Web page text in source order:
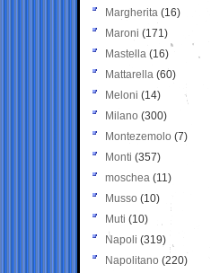
Margherita (16)
Maroni (171)
Mastella (16)
Mattarella (60)
Meloni (14)
Milano (300)
Montezemolo (7)
Monti (357)
moschea (11)
Musso (10)
Muti (10)
Napoli (319)
Napolitano (220)